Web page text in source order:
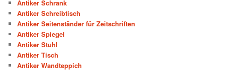
Antiker Schrank
Antiker Schreibtisch
Antiker Seitenständer für Zeitschriften
Antiker Spiegel
Antiker Stuhl
Antiker Tisch
Antiker Wandteppich